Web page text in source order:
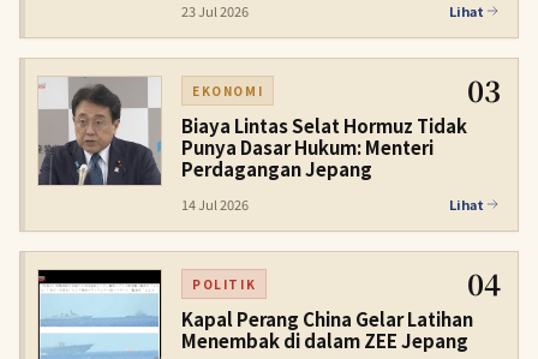
23 Jul 2026 Lihat
EKONOMI 03
Biaya Lintas Selat Hormuz Tidak
Punya Dasar Hukum: Menteri
Perdagangan Jepang
14 Jul 2026 Lihat
POLITIK 04
Kapal Perang China Gelar Latihan
Menembak di dalam ZEE Jepang